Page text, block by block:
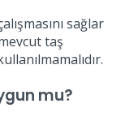
sağlar
taş
mu?